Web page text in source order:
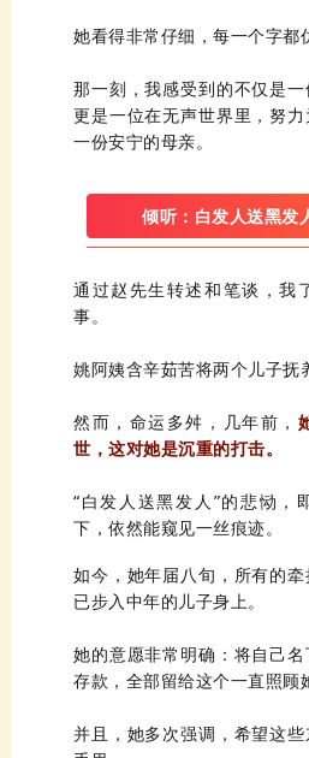
她看得非常仔细，每一个字都
一份安宁的母亲。
倾听：白发人送黑发
通过赵
事。
姚阿姨含辛茹苦将两个儿子抚
然而，命运多舛，几年前，
世，这对她是沉重的打击。
下，依然能窥见一丝痕迹。
已步入中年的儿子身上。
存款，全部留给这个一直照顾